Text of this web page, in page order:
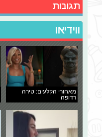
תגובות
ווידיאו
מאחורי הקלעים: טירה
רדופה